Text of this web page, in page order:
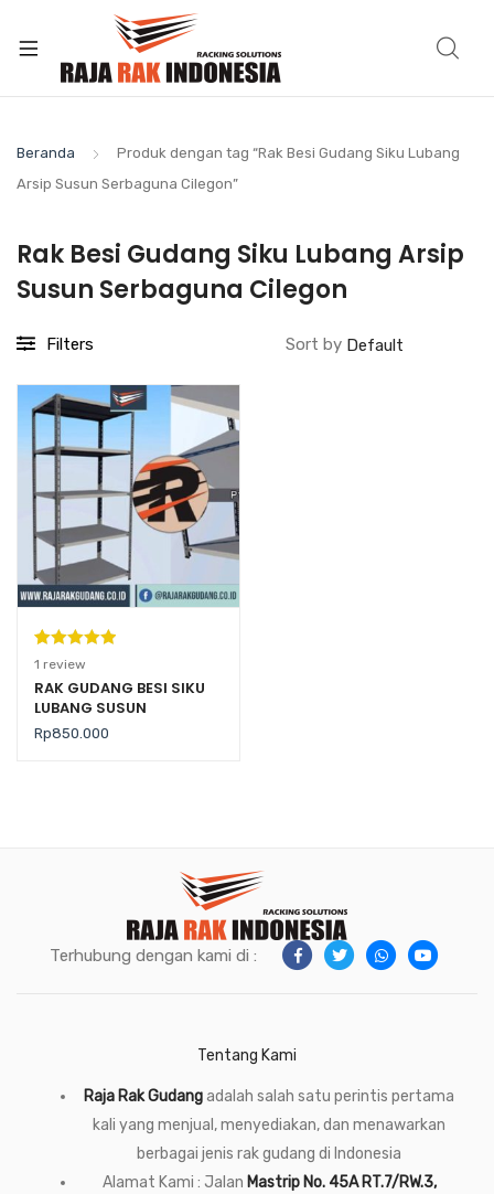
Beranda
Produk dengan tag “Rak Besi Gudang Siku Lubang
Arsip Susun Serbaguna Cilegon”
Rak Besi Gudang Siku Lubang Arsip
Susun Serbaguna Cilegon
Filters Sort by
Peringkat
5.00dari 5
berdasarka
n
1
penilaian
1 review
RAK GUDANG BESI SIKU
LUBANG SUSUN
SERBAGUNA TIPE AZ-50
Rp850.000
Terhubung dengan kami di :
Tentang Kami
Raja Rak Gudangadalah salah satu perintis pertama
kali yang menjual, menyediakan, dan menawarkan
berbagai jenis rak gudang di Indonesia
Alamat Kami : Jalan Mastrip No. 45A RT.7/RW.3,